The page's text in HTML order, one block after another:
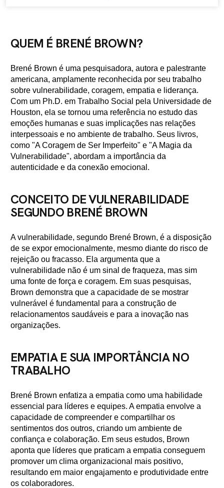
QUEM É BRENÉ BROWN?
Brené Brown é uma pesquisadora, autora e palestrante
americana, amplamente reconhecida por seu trabalho
sobre vulnerabilidade, coragem, empatia e liderança.
Com um Ph.D. em Trabalho Social pela Universidade de
Houston, ela se tornou uma referência no estudo das
emoções humanas e suas implicações nas relações
interpessoais e no ambiente de trabalho. Seus livros,
como "A Coragem de Ser Imperfeito" e "A Magia da
Vulnerabilidade", abordam a importância da
autenticidade e da conexão emocional.
CONCEITO DE VULNERABILIDADE
SEGUNDO BRENÉ BROWN
A vulnerabilidade, segundo Brené Brown, é a disposição
de se expor emocionalmente, mesmo diante do risco de
rejeição ou fracasso. Ela argumenta que a
vulnerabilidade não é um sinal de fraqueza, mas sim
uma fonte de força e coragem. Em suas pesquisas,
Brown demonstra que a capacidade de se mostrar
vulnerável é fundamental para a construção de
relacionamentos saudáveis e para a inovação nas
organizações.
EMPATIA E SUA IMPORTÂNCIA NO
TRABALHO
Brené Brown enfatiza a empatia como uma habilidade
essencial para líderes e equipes. A empatia envolve a
capacidade de compreender e compartilhar os
sentimentos dos outros, criando um ambiente de
confiança e colaboração. Em seus estudos, Brown
aponta que líderes que praticam a empatia conseguem
promover um clima organizacional mais positivo,
resultando em maior engajamento e produtividade entre
os colaboradores.